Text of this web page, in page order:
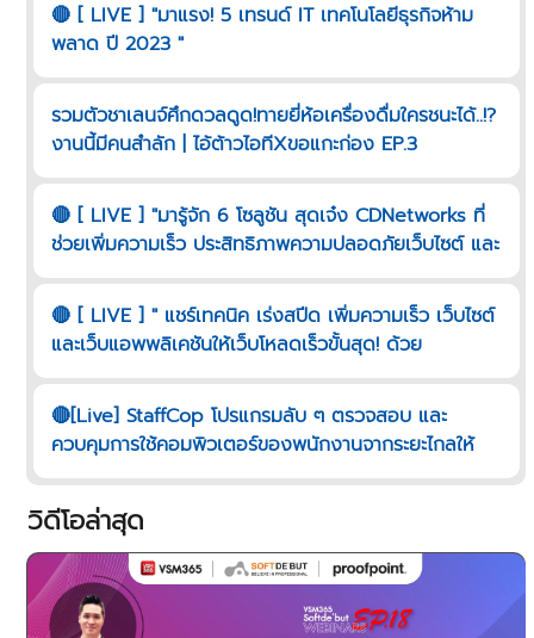
🔴 [ LIVE ] "มาแรง! 5 เทรนด์ IT เทคโนโลยีธุรกิจห้าม
พลาด ปี 2023 "
รวมตัวชาเลนจ์ศึกดวลดูด!ทายยี่ห้อเครื่องดื่มใครชนะได้..!?
งานนี้มีคนสำลัก | ไอ้ต้าวไอทีXขอแกะก่อง EP.3
🔴 [ LIVE ] "มารู้จัก 6 โซลูชัน สุดเจ๋ง CDNetworks ที่
ช่วยเพิ่มความเร็ว ประสิทธิภาพความปลอดภัยเว็บไซต์ และ
เว็บแอพพลิเคชันมีอะไรบ้าง"
🔴 [ LIVE ] " แชร์เทคนิค เร่งสปีด เพิ่มความเร็ว เว็บไซต์
และเว็บแอพพลิเคชันให้เว็บโหลดเร็วขั้นสุด! ด้วย
CDNETWORKS "
🔴[Live] StaffCop โปรแกรมลับ ๆ ตรวจสอบ และ
ควบคุมการใช้คอมพิวเตอร์ของพนักงานจากระยะไกลให้
ปลอดภัย
วิดีโอล่าสุด